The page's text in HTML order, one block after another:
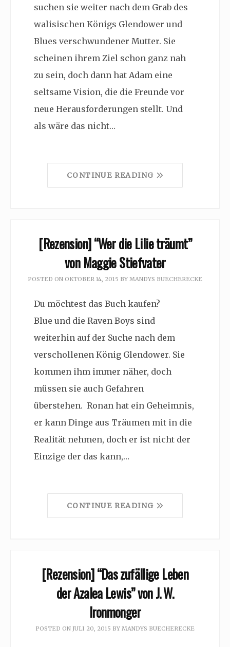
suchen sie weiter nach dem Grab des
walisischen Königs Glendower und
Blues verschwundener Mutter. Sie
scheinen ihrem Ziel schon ganz nah
zu sein, doch dann hat Adam eine
seltsame Vision, die die Freunde vor
neue Herausforderungen stellt. Und
als wäre das nicht…
CONTINUE READING
[Rezension] “Wer die Lilie träumt”
von Maggie Stiefvater
POSTED ON OKTOBER 14, 2015 BY MANDYS BUECHERECKE
Du möchtest das Buch kaufen?
Blue und die Raven Boys sind
weiterhin auf der Suche nach dem
verschollenen König Glendower. Sie
kommen ihm immer näher, doch
müssen sie auch Gefahren
überstehen. Ronan hat ein Geheimnis,
er kann Dinge aus Träumen mit in die
Realität nehmen, doch er ist nicht der
Einzige der das kann,…
CONTINUE READING
[Rezension] “Das zufällige Leben
der Azalea Lewis” von J. W.
Ironmonger
POSTED ON JULI 20, 2015 BY MANDYS BUECHERECKE